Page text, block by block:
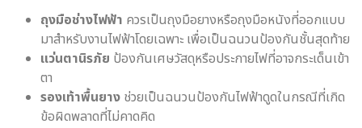
ถุงมือช่างไฟฟ้า ควรเป็นถุงมือยางหรือถุงมือหนังที่ออกแบบ
มาสำหรับงานไฟฟ้าโดยเฉพาะ เพื่อเป็นฉนวนป้องกันชั้นสุดท้าย
แว่นตานิรภัย ป้องกันเศษวัสดุหรือประกายไฟที่อาจกระเด็นเข้า
ตา
รองเท้าพื้นยาง ช่วยเป็นฉนวนป้องกันไฟฟ้าดูดในกรณีที่เกิด
ข้อผิดพลาดที่ไม่คาดคิด